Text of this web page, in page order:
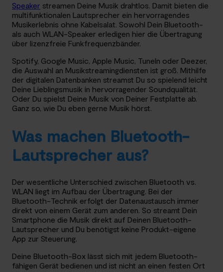
Speaker streamen Deine Musik drahtlos. Damit bieten die
multifunktionalen Lautsprecher ein hervorragendes
Musikerlebnis ohne Kabelsalat. Sowohl Dein Bluetooth-
als auch WLAN-Speaker erledigen hier die Übertragung
über lizenzfreie Funkfrequenzbänder.
Spotify, Google Music, Apple Music, TuneIn oder Deezer,
die Auswahl an Musikstreamingdiensten ist groß. Mithilfe
der digitalen Datenbanken streamst Du so spielend leicht
Deine Lieblingsmusik in hervorragender Soundqualität.
Oder Du spielst Deine Musik von Deiner Festplatte ab.
Ganz so, wie Du eben gerne Musik hörst.
Was machen Bluetooth-
Lautsprecher aus?
Der wesentliche Unterschied zwischen Bluetooth vs.
WLAN liegt im Aufbau der Übertragung. Bei der
Bluetooth-Technik erfolgt der Datenaustausch immer
direkt von einem Gerät zum anderen. So streamt Dein
Smartphone die Musik direkt auf Deinen Bluetooth-
Lautsprecher und Du benötigst keine Produkt-eigene
App zur Steuerung.
Deine Bluetooth-Box lässt sich mit jedem Bluetooth-
fähigen Gerät bedienen und ist nicht an einen festen Ort